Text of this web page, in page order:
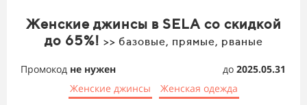
Женские джинсы в SELA со скидкой
до 65%! >> базовые, прямые, рваные
Промокод не нужен до 2025.05.31
Женские джинсы
Женская одежда